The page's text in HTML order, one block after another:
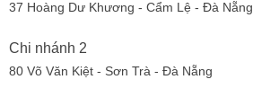
37 Hoàng Dư Khương - Cẩm Lệ - Đà Nẵng
Chi nhánh 2
80 Võ Văn Kiệt - Sơn Trà - Đà Nẵng